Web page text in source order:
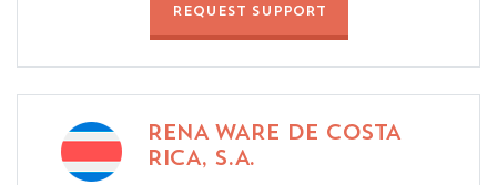
REQUEST SUPPORT
RENA WARE DE COSTA
RICA, S.A.